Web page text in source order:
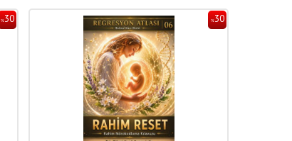
%30 %30